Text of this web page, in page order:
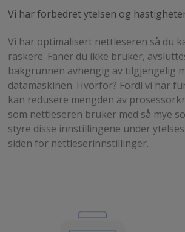
Vi har forbedret ytelsen og
Vi har optimalisert nettleseren så du
raskere. Faner du ikke bruker,
bakgrunnen avhengig av tilgjengelig
datamaskinen. Hvorfor? Fordi vi har
kan redusere mengden av
som nettleseren bruker med så mye
styre disse innstillingene under
siden for nettleserinnstillinger.